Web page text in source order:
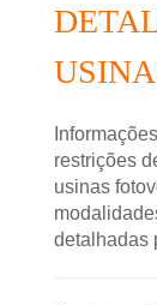
restrições
usinas
detalhadas